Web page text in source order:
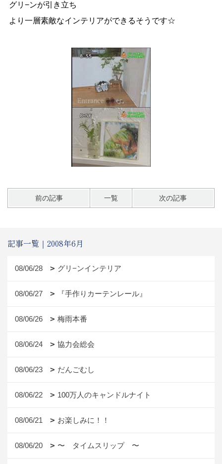
グリ−ンが引き立ち
より一層素敵なインテリアができるそうです☆
前の記事 一覧 次の記事
記事一覧｜2008年6月
08/06/28 グリ−ンインテリア
08/06/27 『手作りカーテンレール』
08/06/26 梅雨本番
08/06/24 協力会総会
08/06/23 だんごむし
08/06/22 100万人のキャンドルナイト
08/06/21 お楽しみに！！
08/06/20 〜 タイムスリップ 〜